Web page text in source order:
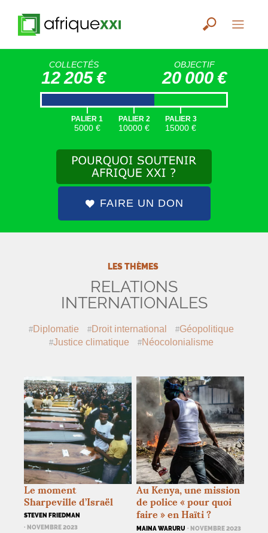
COLLECTÉS
12 205 €
OBJECTIF
20 000 €
|
PALIER 1
5000 €
|
PALIER 2
10000 €
|
PALIER 3
15000 €
FAIRE UN DON
LES THÈMES
RELATIONS
INTERNATIONALES
Diplomatie Droit international
Géopolitique
Justice climatique
Néocolonialisme
Le moment
Sharpeville d’Israël
STEVEN FRIEDMAN
· NOVEMBRE 2023
Au Kenya, une mission
de police « pour quoi
faire » en Haïti ?
MAINA WARURU · NOVEMBRE 2023